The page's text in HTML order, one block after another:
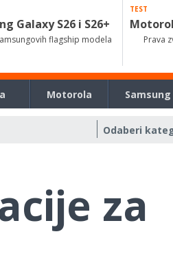
Galaxy S26 i S26+
flagship modela
TEST
Prava
Motorola Samsung
za